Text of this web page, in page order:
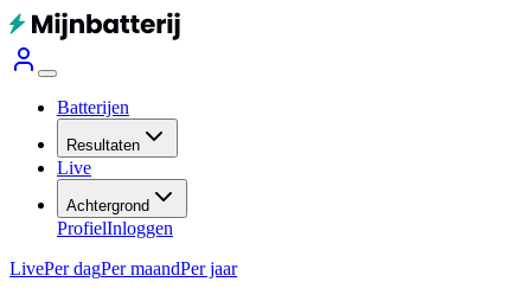
Batterijen
Resultaten
Live
Achtergrond
ProfielInloggen
LivePer dagPer maandPer jaar